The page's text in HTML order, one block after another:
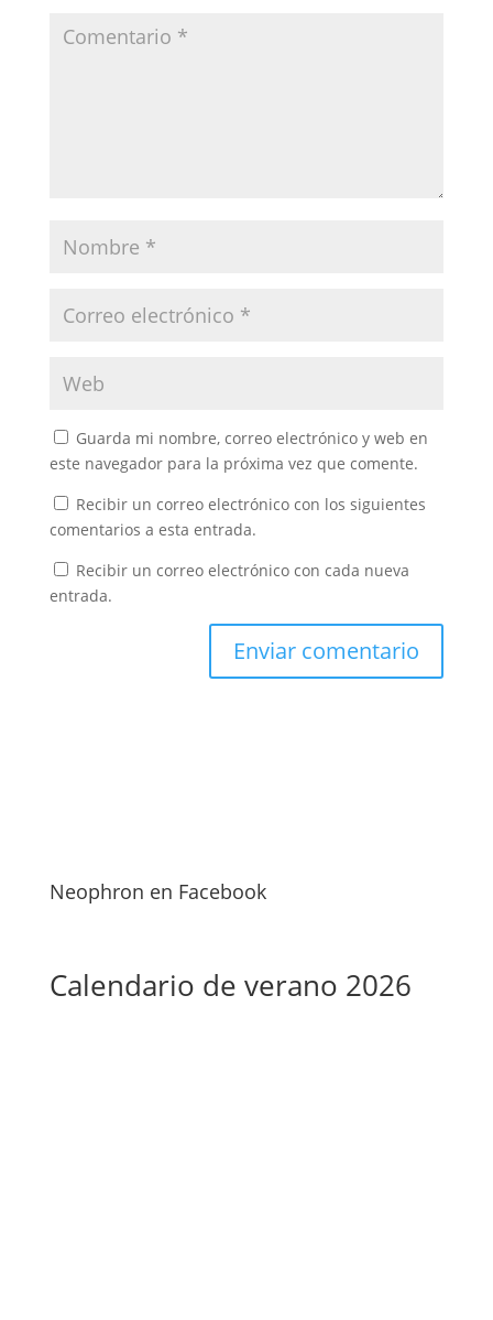
Guarda mi nombre, correo electrónico y web en
este navegador para la próxima vez que comente.
Recibir un correo electrónico con los siguientes
comentarios a esta entrada.
Recibir un correo electrónico con cada nueva
entrada.
Neophron en Facebook
Calendario de verano 2026